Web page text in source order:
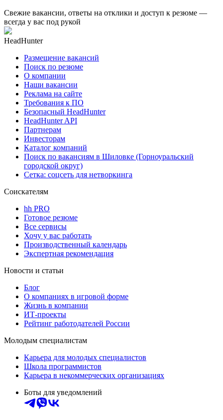
Свежие вакансии, ответы на отклики и доступ к резюме —
всегда у вас под рукой
HeadHunter
Размещение вакансий
Поиск по резюме
О компании
Наши вакансии
Реклама на сайте
Требования к ПО
Безопасный HeadHunter
HeadHunter API
Партнерам
Инвесторам
Каталог компаний
Поиск по вакансиям в Шиловке (Горноуральский
городской округ)
Сетка: соцсеть для нетворкинга
Соискателям
hh PRO
Готовое резюме
Все сервисы
Хочу у вас работать
Производственный календарь
Экспертная рекомендация
Новости и статьи
Блог
О компаниях в игровой форме
Жизнь в компании
ИТ-проекты
Рейтинг работодателей России
Молодым специалистам
Карьера для молодых специалистов
Школа программистов
Карьера в некоммерческих организациях
Боты для уведомлений